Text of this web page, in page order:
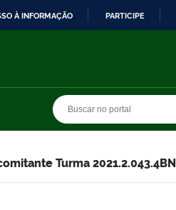
À INFORMAÇÃO PARTICIPE
Turma 2021.2.043.4BN